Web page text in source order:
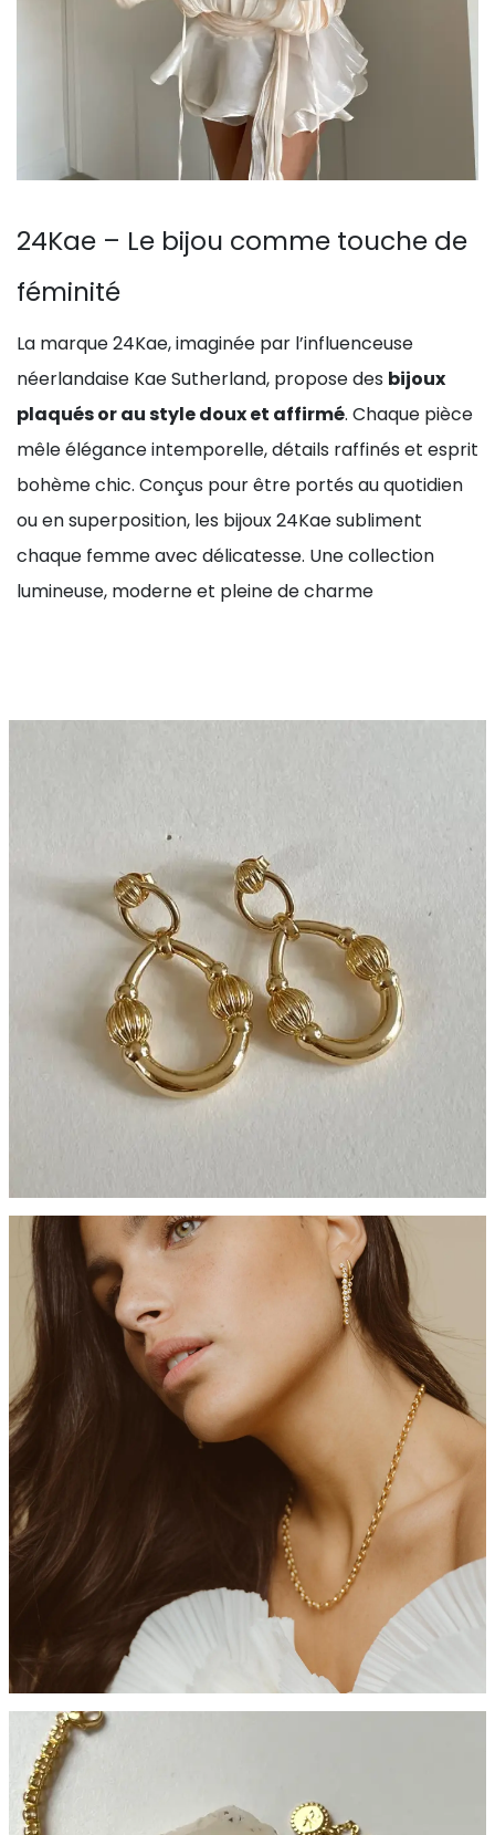
24Kae – Le bijou comme touche de
féminité
La marque 24Kae, imaginée par l’influenceuse
néerlandaise Kae Sutherland, propose des bijoux
plaqués or au style doux et affirmé. Chaque pièce
mêle élégance intemporelle, détails raffinés et esprit
bohème chic. Conçus pour être portés au quotidien
ou en superposition, les bijoux 24Kae subliment
chaque femme avec délicatesse. Une collection
lumineuse, moderne et pleine de charme